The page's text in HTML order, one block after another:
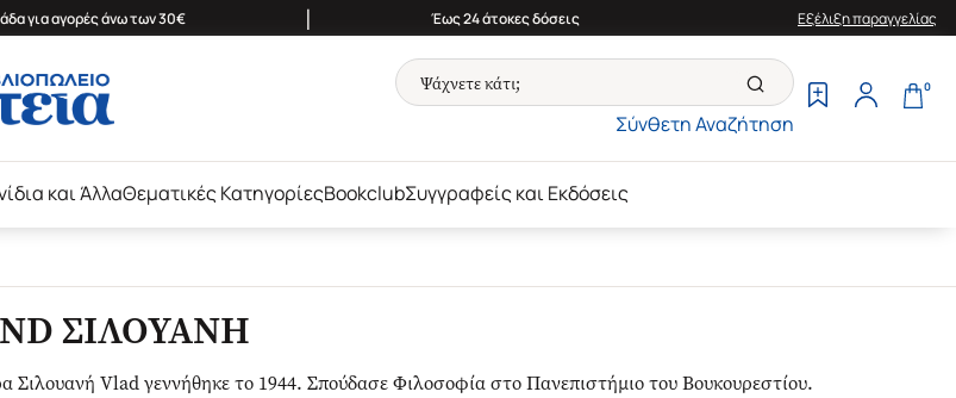
για αγορές άνω των 30€ | Έως 24 άτοκες δόσεις Εξέλιξη παραγγελίας
Σύνθετη Αναζήτηση
0
και ΆλλαΘεματικές ΚατηγορίεςBookclubΣυγγραφείς και Εκδόσεις
ΣΙΛΟΥΑΝΗ
Σιλουανή Vlad γεννήθηκε το 1944. Σπούδασε Φιλοσοφία στο Πανεπιστήμιο του Βουκουρεστίου.